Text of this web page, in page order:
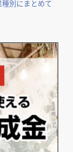
別にまとめて